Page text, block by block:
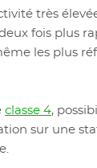
très
fois plus
les plus
classe 4,
sur une